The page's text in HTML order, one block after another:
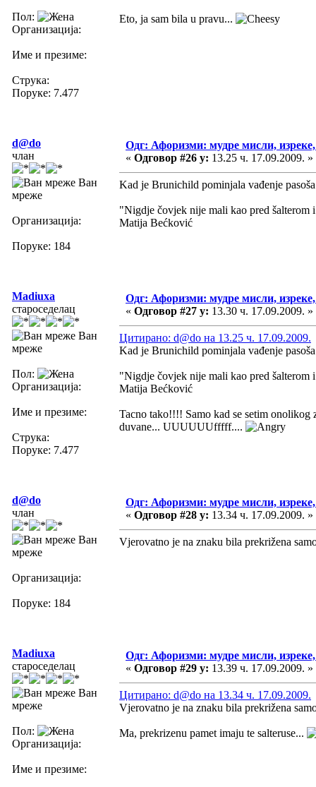
Пол:
Организација:
Име и презиме:
Струка:
Поруке: 7.477
Eto, ja sam bila u pravu...
d@do
члан
Ван
мреже
Организација:
Поруке: 184
Одг: Афоризми: мудре мисли,
« Одговор #26 у: 13.25 ч. 17.09.2009. »
Kad je Brunichild pominjala vađenje
"Nigdje čovjek nije mali kao pred
Matija Bećković
Madiuxa
староседелац
Ван
мреже
Пол:
Организација:
Име и презиме:
Струка:
Поруке: 7.477
Одг: Афоризми: мудре мисли,
« Одговор #27 у: 13.30 ч. 17.09.2009. »
Цитирано: d@do на 13.25 ч. 17.09.2009.
Kad je Brunichild pominjala vađenje
"Nigdje čovjek nije mali kao pred
Matija Bećković
Tacno tako!!!! Samo kad se setim onolikog
duvane... UUUUUUfffff....
d@do
члан
Ван
мреже
Организација:
Поруке: 184
Одг: Афоризми: мудре мисли,
« Одговор #28 у: 13.34 ч. 17.09.2009. »
Vjerovatno je na znaku bila prekrižena
Madiuxa
староседелац
Ван
мреже
Пол:
Организација:
Име и презиме:
Одг: Афоризми: мудре мисли,
« Одговор #29 у: 13.39 ч. 17.09.2009. »
Цитирано: d@do на 13.34 ч. 17.09.2009.
Vjerovatno je na znaku bila prekrižena
Ma, prekrizenu pamet imaju te salteruse...